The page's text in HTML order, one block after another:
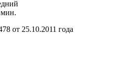
мин.
от 25.10.2011 года